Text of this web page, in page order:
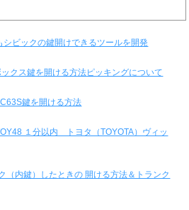
ビックの鍵開けできるツールを開発
クス鍵を開ける方法ピッキングについて
鍵を開ける方法
１分以内 トヨタ（TOYOTA）ヴィッ
（内鍵）したときの 開ける方法＆トランク